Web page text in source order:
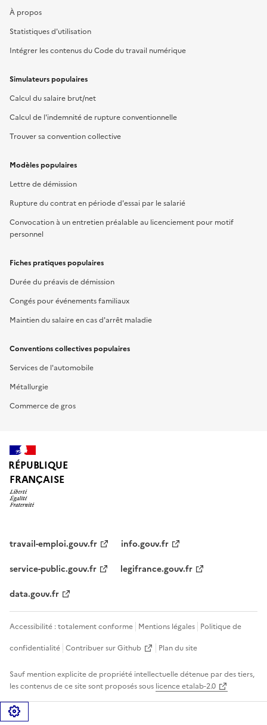
À propos
Statistiques d'utilisation
Intégrer les contenus du Code du travail numérique
Simulateurs populaires
Calcul du salaire brut/net
Calcul de l'indemnité de rupture conventionnelle
Trouver sa convention collective
Modèles populaires
Lettre de démission
Rupture du contrat en période d'essai par le salarié
Convocation à un entretien préalable au licenciement pour motif
personnel
Fiches pratiques populaires
Durée du préavis de démission
Congés pour événements familiaux
Maintien du salaire en cas d'arrêt maladie
Conventions collectives populaires
Services de l'automobile
Métallurgie
Commerce de gros
RÉPUBLIQUE
FRANÇAISE
travail-emploi.gouv.fr
info.gouv.fr
service-public.gouv.fr
legifrance.gouv.fr
data.gouv.fr
Accessibilité : totalement conforme Mentions légales Politique de
confidentialité Contribuer sur Github Plan du site
Sauf mention explicite de propriété intellectuelle détenue par des tiers,
les contenus de ce site sont proposés sous licence etalab-2.0
Gérer les cookies